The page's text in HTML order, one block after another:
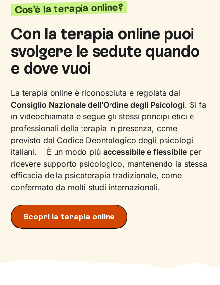
Cos’è la terapia online?
Con la terapia online puoi
svolgere le sedute quando
e dove vuoi
La terapia online è riconosciuta e regolata dal
Consiglio Nazionale dell’Ordine degli Psicologi. Si fa
in videochiamata e segue gli stessi principi etici e
professionali della terapia in presenza, come
previsto dal Codice Deontologico degli psicologi
italiani. È un modo piùaccessibile e flessibile per
ricevere supporto psicologico, mantenendo la stessa
efficacia della psicoterapia tradizionale, come
confermato da molti studi internazionali.
Scopri la terapia online